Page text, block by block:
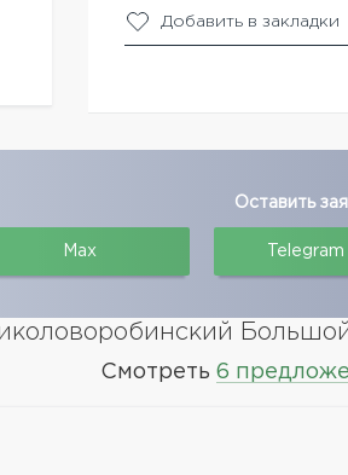
Добавить в закладки
Оставить
Max Telegram
Смотреть 6